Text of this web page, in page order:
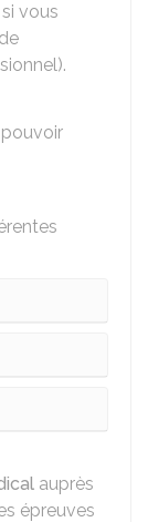
vous
auprès
épreuves